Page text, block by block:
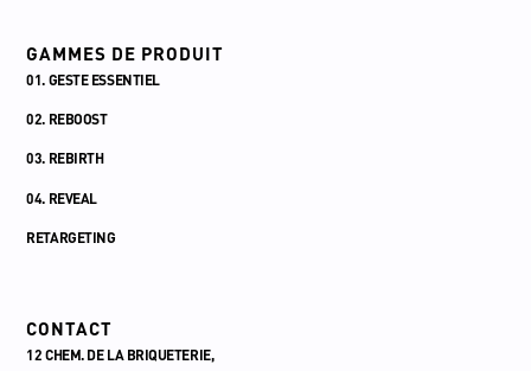
GAMMES DE PRODUIT
01. GESTE ESSENTIEL
02. REBOOST
03. REBIRTH
04. REVEAL
RETARGETING
CONTACT
12 CHEM. DE LA BRIQUETERIE,